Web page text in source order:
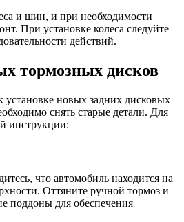
и шин, и при необходимости
При установке колеса следуйте
действий.
тормозных дисков
новых задних дисковых
снять старые детали. Для
инструкции:
что автомобиль находится на
Оттяните ручной тормоз и
поддоны для обеспечения